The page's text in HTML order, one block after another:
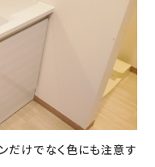
だけでなく色にも注意す